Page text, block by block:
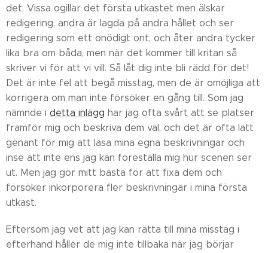
det. Vissa ogillar det första utkastet men älskar
redigering, andra är lagda på andra hållet och ser
redigering som ett onödigt ont, och åter andra tycker
lika bra om båda, men när det kommer till kritan så
skriver vi för att vi vill. Så låt dig inte bli rädd för det!
Det är inte fel att begå misstag, men de är omöjliga att
korrigera om man inte försöker en gång till. Som jag
nämnde i detta inlägg har jag ofta svårt att se platser
framför mig och beskriva dem väl, och det är ofta lätt
genant för mig att läsa mina egna beskrivningar och
inse att inte ens jag kan föreställa mig hur scenen ser
ut. Men jag gör mitt bästa för att fixa dem och
försöker inkorporera fler beskrivningar i mina första
utkast.
Eftersom jag vet att jag kan rätta till mina misstag i
efterhand håller de mig inte tillbaka när jag börjar